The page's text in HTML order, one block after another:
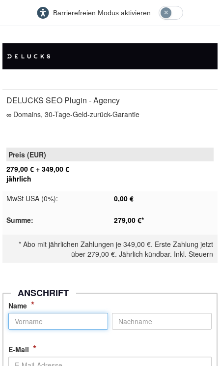
Barrierefreien Modus aktivieren
DELUCKS SEO Plugin - Agency
∞ Domains, 30-Tage-Geld-zurück-Garantie
279,00 € + 349,00 €
jährlich
MwSt USA (0%): 0,00 €
Summe: 279,00 €*
* Abo mit jährlichen Zahlungen je 349,00 €. Erste Zahlung jetzt
über 279,00 €. Jährlich kündbar. Inkl. Steuern
ANSCHRIFT
Name *
E-Mail *